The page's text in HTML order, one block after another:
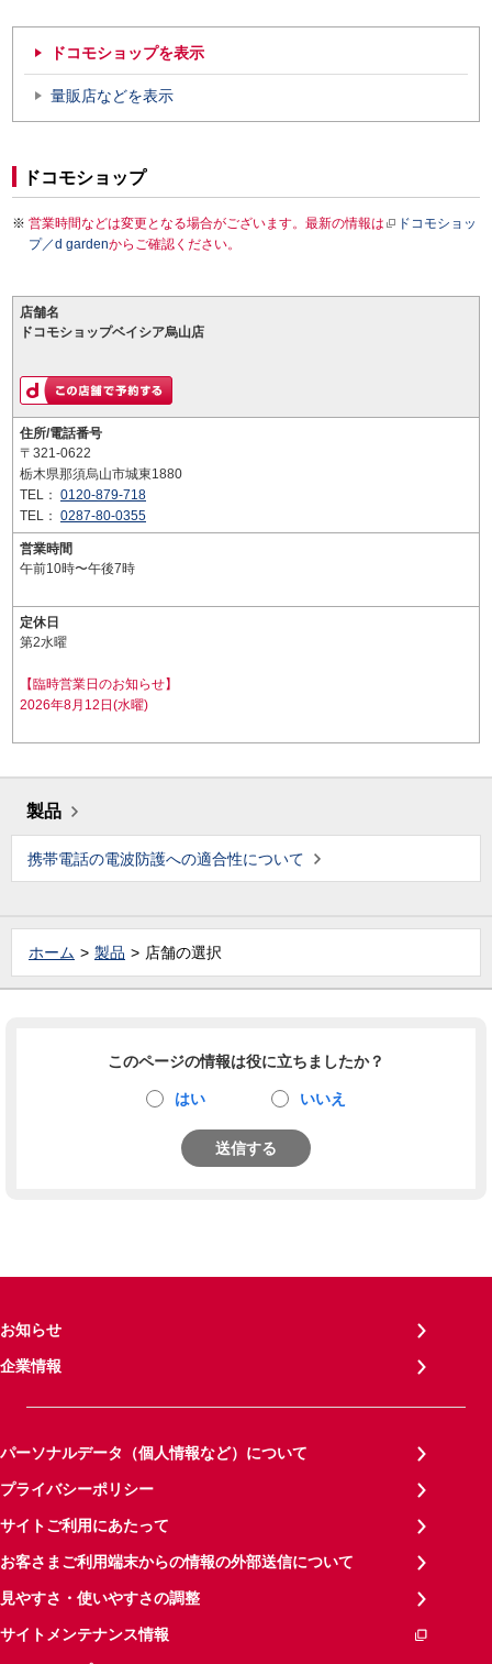
ドコモショップを表示
量販店などを表示
ドコモショップ
営業時間などは変更となる場合がございます。最新の情報は
ドコモショッ
プ／d gardenからご確認ください。
店舗名
ドコモショップベイシア烏山店
住所/電話番号
〒321-0622
栃木県那須烏山市城東1880
TEL： 0120-879-718
TEL： 0287-80-0355
営業時間
午前10時〜午後7時
定休日
第2水曜
【臨時営業日のお知らせ】
2026年8月12日(水曜)
製品
携帯電話の電波防護への適合性について
ホーム 製品 店舗の選択
このページの情報は役に立ちましたか？
はい いいえ
送信する
お知らせ
企業情報
パーソナルデータ（個人情報など）について
プライバシーポリシー
サイトご利用にあたって
お客さまご利用端末からの情報の外部送信について
見やすさ・使いやすさの調整
サイトメンテナンス情報